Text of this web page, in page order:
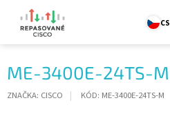
obsah
CS
ME-3400E-24TS-M
ZNAČKA: CISCO KÓD: ME-3400E-24TS-M